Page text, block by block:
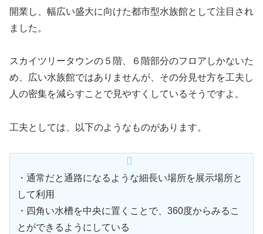
開業し、幅広い盛大に向けた都市型水族館として注目され
ました。
スカイツリータウンの５階、６階部分のフロアしかないた
め、広い水族館ではありませんが、その分見せ方を工夫し
人の密集を減らすことで見やすくしているそうですよ。
工夫としては、以下のようなものがあります。
・通常だと通路になるような細長い場所を展示場所と
して利用
・四角い水槽を中央に置くことで、360度からみるこ
とができるようにしている